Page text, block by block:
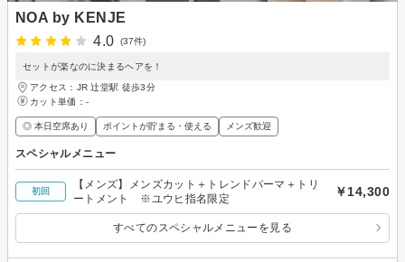
NOA by KENJE
4.0
(37件)
セットが楽なのに決まるヘアを！
アクセス：JR 辻堂駅 徒歩3分
カット単価： -
◎ 本日空席あり ポイントが貯まる・使える メンズ歓迎
スペシャルメニュー
初回
【メンズ】メンズカット＋トレンドパーマ＋トリ
ートメント ※ユウヒ指名限定
￥14,300
すべてのスペシャルメニューを見る